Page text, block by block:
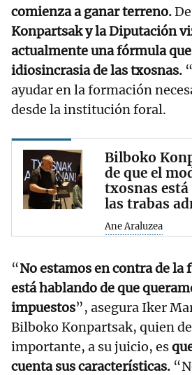
comienza a ganar terreno.
Konpartsak y la Diputación
actualmente una fórmula que
idiosincrasia de las txosnas.
ayudar en la formación
desde la institución foral.
Bilboko
de que el
txosnas
las trabas
Ane Araluzea
“No estamos en contra de la
está hablando de que
impuestos”, asegura Iker
Bilboko Konpartsak, quien
importante, a su juicio, es
cuenta sus características.